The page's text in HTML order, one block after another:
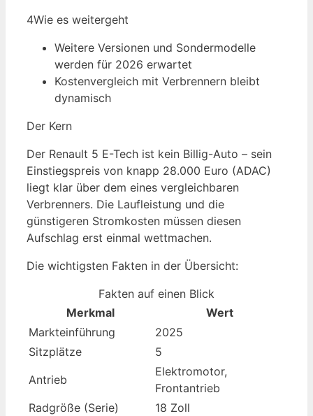
4Wie es weitergeht
Weitere Versionen und Sondermodelle
werden für 2026 erwartet
Kostenvergleich mit Verbrennern bleibt
dynamisch
Der Kern
Der Renault 5 E-Tech ist kein Billig-Auto – sein
Einstiegspreis von knapp 28.000 Euro (ADAC)
liegt klar über dem eines vergleichbaren
Verbrenners. Die Laufleistung und die
günstigeren Stromkosten müssen diesen
Aufschlag erst einmal wettmachen.
Die wichtigsten Fakten in der Übersicht:
Fakten auf einen Blick
Merkmal
Wert
Markteinführung
2025
Sitzplätze
5
Antrieb
Elektromotor,
Frontantrieb
Radgröße (Serie)
18 Zoll